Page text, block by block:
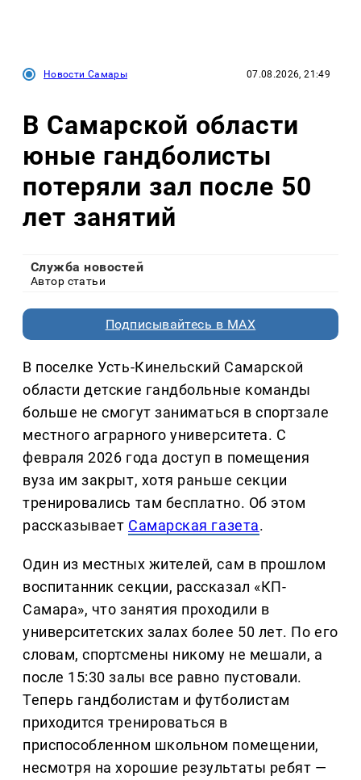
Новости Самары 07.08.2026, 21:49
В Самарской области
юные гандболисты
потеряли зал после 50
лет занятий
Служба новостей
Автор статьи
Подписывайтесь в MAX
В поселке Усть-Кинельский Самарской
области детские гандбольные команды
больше не смогут заниматься в спортзале
местного аграрного университета. С
февраля 2026 года доступ в помещения
вуза им закрыт, хотя раньше секции
тренировались там бесплатно. Об этом
рассказывает Самарская газета.
Один из местных жителей, сам в прошлом
воспитанник секции, рассказал «КП-
Самара», что занятия проходили в
университетских залах более 50 лет. По его
словам, спортсмены никому не мешали, а
после 15:30 залы все равно пустовали.
Теперь гандболистам и футболистам
приходится тренироваться в
приспособленном школьном помещении,
несмотря на хорошие результаты ребят —